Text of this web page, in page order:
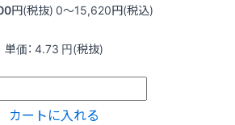
円(税抜) 0〜15,620円(税込)
単価： 4.73 円(税抜)
カートに入れる